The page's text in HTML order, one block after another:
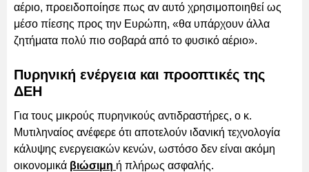
αέριο, προειδοποίησε πως αν αυτό χρησιμοποιηθεί ως
μέσο πίεσης προς την Ευρώπη, «θα υπάρχουν άλλα
ζητήματα πολύ πιο σοβαρά από το φυσικό αέριο».
Πυρηνική ενέργεια και προοπτικές της
ΔΕΗ
Για τους μικρούς πυρηνικούς αντιδραστήρες, ο κ.
Μυτιληναίος ανέφερε ότι αποτελούν ιδανική τεχνολογία
κάλυψης ενεργειακών κενών, ωστόσο δεν είναι ακόμη
οικονομικά βιώσιμη ή πλήρως ασφαλής.